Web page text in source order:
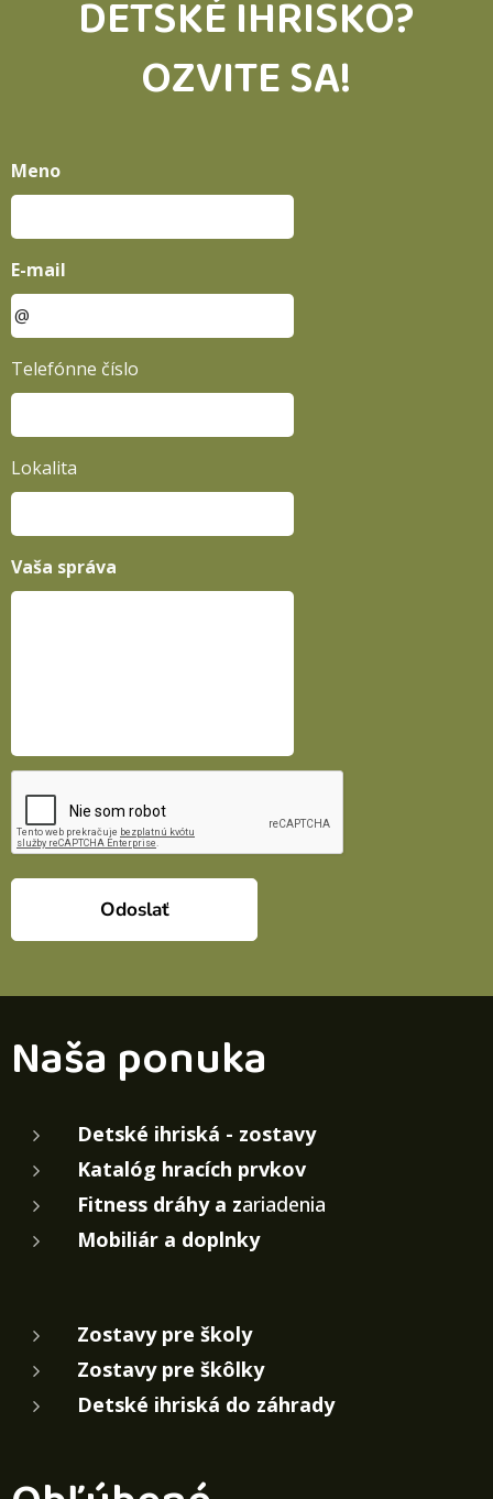
DETSKÉ IHRISKO?
OZVITE SA!
Meno
E-mail
Telefónne číslo
Lokalita
Vaša správa
Odoslať
Naša ponuka
Detské ihriská - zostavy
Katalóg hracích prvkov
Fitness dráhy a zariadenia
Mobiliár a doplnky
Zostavy pre školy
Zostavy pre škôlky
Detské ihriská do záhrady